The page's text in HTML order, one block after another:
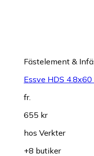
Fästelement &
Essve HDS
fr.
655 kr
hos Verkter
+8 butiker